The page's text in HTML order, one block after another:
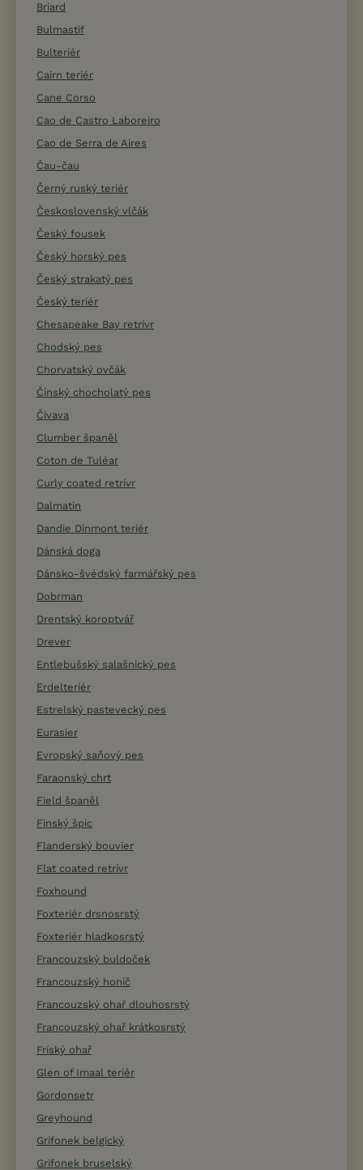
Briard
Bulmastif
Bulteriér
Cairn teriér
Cane Corso
Cao de Castro Laboreiro
Cao de Serra de Aires
Čau-čau
Černý ruský teriér
Československý vlčák
Český fousek
Český horský pes
Český strakatý pes
Český teriér
Chesapeake Bay retrívr
Chodský pes
Chorvatský ovčák
Čínský chocholatý pes
Čivava
Clumber španěl
Coton de Tuléar
Curly coated retrívr
Dalmatin
Dandie Dinmont teriér
Dánská doga
Dánsko-švédský farmářský pes
Dobrman
Drentský koroptvář
Drever
Entlebušský salašnický pes
Erdelteriér
Estrelský pastevecký pes
Eurasier
Evropský saňový pes
Faraonský chrt
Field španěl
Finský špic
Flanderský bouvier
Flat coated retrívr
Foxhound
Foxteriér drsnosrstý
Foxteriér hladkosrstý
Francouzský buldoček
Francouzský honič
Francouzský ohař dlouhosrstý
Francouzský ohař krátkosrstý
Fríský ohař
Glen of Imaal teriér
Gordonsetr
Greyhound
Grifonek belgický
Grifonek bruselský